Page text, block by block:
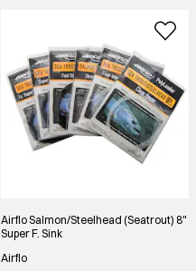
Airflo Salmon/Steelhead (Seatrout) 8"
Super F. Sink
Airflo